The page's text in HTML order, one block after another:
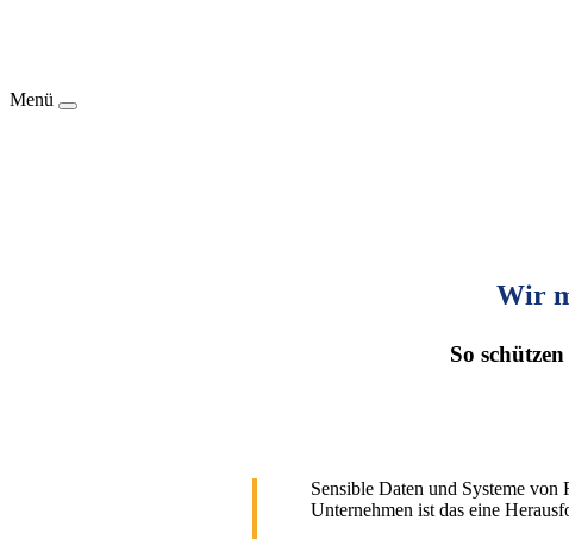
Menü
Wir
So
Sensible Daten und Systeme von
Unternehmen ist das eine